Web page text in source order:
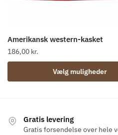
Amerikansk western-kasket
186,00 kr.
Vælg muligheder
vare
varianter.
Mulighederne
Gratis levering
Gratis forsendelse over hele